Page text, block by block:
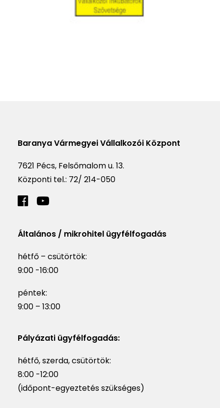
Baranya Vármegyei Vállalkozói Központ
7621 Pécs, Felsőmalom u. 13.
Központi tel.: 72/ 214-050
Általános / mikrohitel ügyfélfogadás
hétfő – csütörtök:
9:00 -16:00
péntek:
9:00 – 13:00
Pályázati ügyfélfogadás:
hétfő, szerda, csütörtök:
8:00 -12:00
(időpont-egyeztetés szükséges)